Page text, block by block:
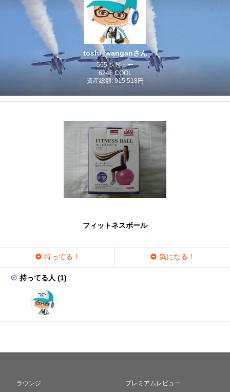
toshi_wanganさん
565 レビュー
6246 COOL
資産総額: 915,518円
フィットネスボール
持ってる！ 気になる！
持ってる人 (1)
ラウンジ プレミアムレビュー